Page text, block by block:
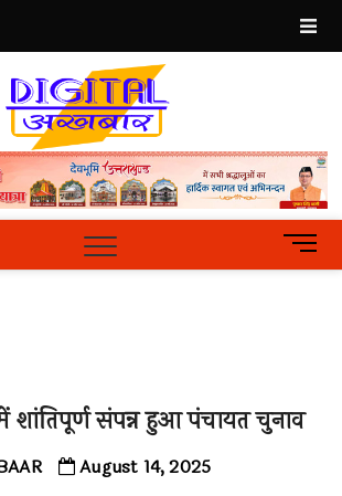
Hindi
News
PortalM
e
t
o
शांतिपूर्ण संपन्न हुआ पंचायत चुनाव
August 14, 2025